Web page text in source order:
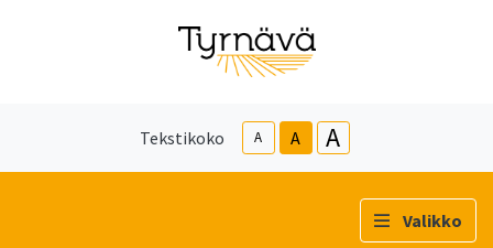
Tekstikoko A A A
Valikko